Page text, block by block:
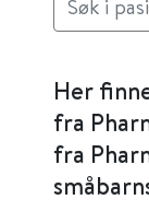
Her
fra
fra